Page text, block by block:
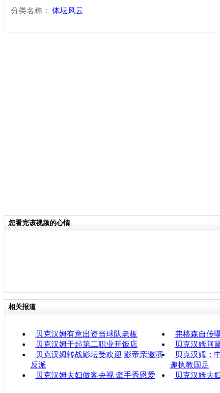
分类名称： 体坛风云
您看完该视频的心情
相关报道
贝克汉姆有意出资当球队老板
弗格森自传
贝克汉姆干起第二职业开饭店
贝克汉姆阿
贝克汉姆转战影坛受欢迎 影帝亲邀演
反派
贝克汉姆：
趣执教国足
贝克汉姆夫妇做客央视 牵手秀恩爱
贝克汉姆夫